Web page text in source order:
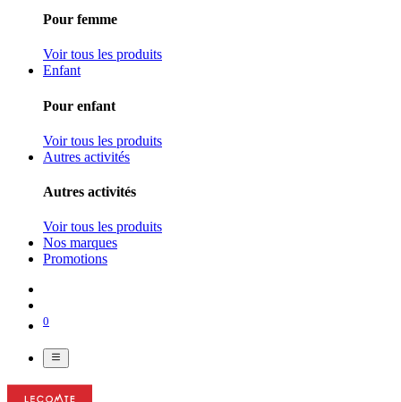
Pour femme
Voir tous les produits
Enfant
Pour enfant
Voir tous les produits
Autres activités
Autres activités
Voir tous les produits
Nos marques
Promotions
0